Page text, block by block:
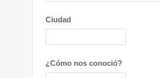
Ciudad
¿Cómo nos conoció?